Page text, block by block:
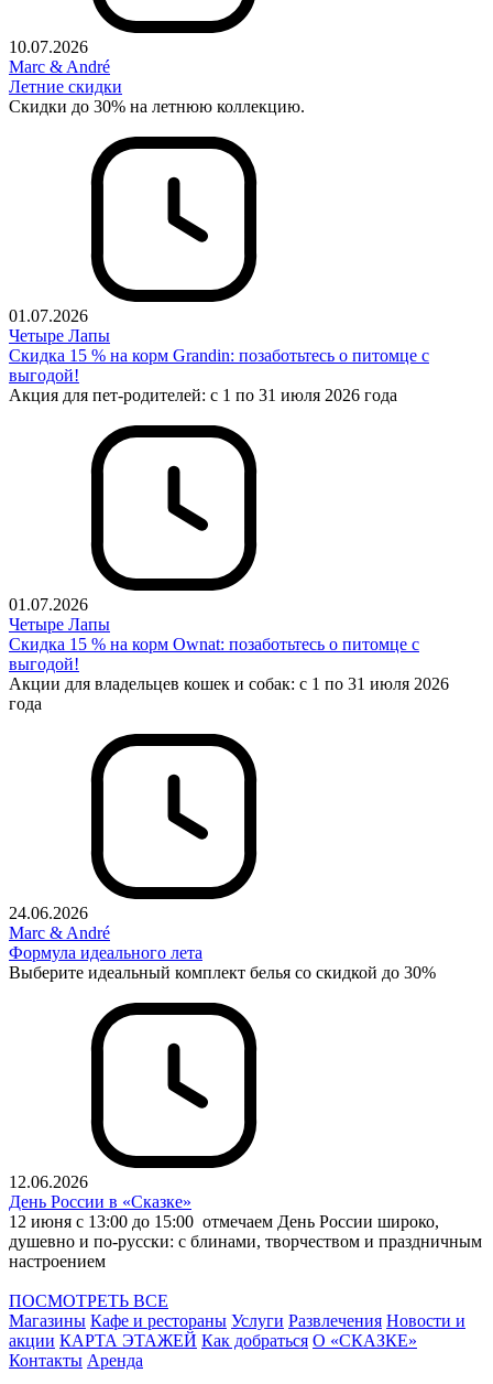
10.07.2026
Marc & André
Летние скидки
Скидки до 30% на летнюю коллекцию.
01.07.2026
Четыре Лапы
Скидка 15 % на корм Grandin: позаботьтесь о питомце с
выгодой!
Акция для пет-родителей: с 1 по 31 июля 2026 года
01.07.2026
Четыре Лапы
Cкидка 15 % на корм Ownat: позаботьтесь о питомце с
выгодой!
Акции для владельцев кошек и собак: с 1 по 31 июля 2026
года
24.06.2026
Marc & André
Формула идеального лета
Выберите идеальный комплект белья со скидкой до 30%
12.06.2026
День России в «Сказке»
12 июня с 13:00 до 15:00 отмечаем День России широко,
душевно и по-русски: с блинами, творчеством и праздничным
настроением
ПОСМОТРЕТЬ ВСЕ
Магазины Кафе и рестораны Услуги Развлечения Новости и
акции КАРТА ЭТАЖЕЙ Как добраться О «СКАЗКЕ»
Контакты Аренда